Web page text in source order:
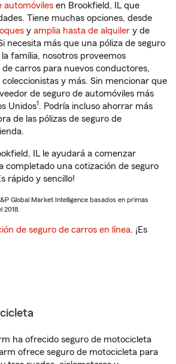
automóviles en Brookfield, IL que
Tiene muchas opciones, desde
y amplia hasta de alquiler y de
necesita más que una póliza de seguro
familia, nosotros proveemos
carros para nuevos conductores,
coleccionistas y más. Sin mencionar que
de seguro de automóviles más
Unidos1. Podría incluso ahorrar más
de las pólizas de seguro de
IL le ayudará a comenzar
completado una cotización de seguro
rápido y sencillo!
Global Market Intelligence basados en primas
2018.
de seguro de carros en línea. ¡Es
ha ofrecido seguro de motocicleta
ofrece seguro de motocicleta para